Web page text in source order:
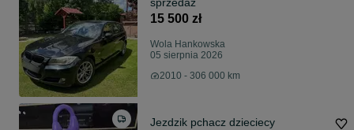
sprzedaż
15 500 zł
Wola Hankowska
05 sierpnia 2026
2010 - 306 000 km
Jezdzik pchacz dzieciecy